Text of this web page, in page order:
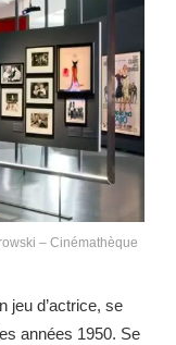
– Cinémathèque
jeu d’actrice, se
années 1950. Se